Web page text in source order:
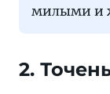
милыми и
2.